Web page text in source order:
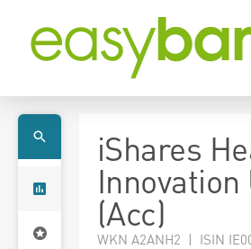
iShares
Innovation
(Acc)
WKN A2ANH2 | ISIN